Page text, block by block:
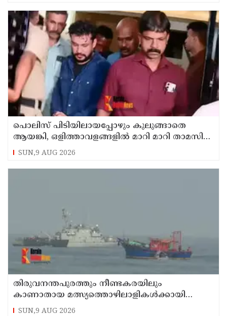
പൊലിസ് പിടിയിലായപ്പോഴും കുലുങ്ങാതെ
ആയങ്കി, ഒളിത്താവളങ്ങളില്‍ മാറി മാറി താമസിച്ച്
കണ്ണൂരിലെ ക്വട്ടേഷന്‍ നേതാവ്
SUN,9 AUG 2026
തിരുവനന്തപുരത്തും നീണ്ടകരയിലും
കാണാതായ മത്സ്യത്തൊഴിലാളികള്‍ക്കായി
തിരച്ചില്‍ പത്താം ദിവസത്തിലേക്ക്
SUN,9 AUG 2026